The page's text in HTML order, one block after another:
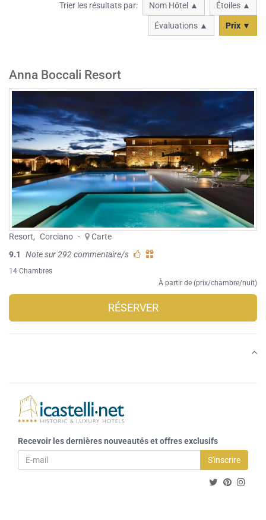
Trier les résultats par: Nom Hôtel ▲ Étoiles ▲
Évaluations ▲ Prix ▼
Anna Boccali Resort
Resort, Corciano -
Carte
9.1
Note sur 292 commentaire/s
14 Chambres
À partir de (prix/chambre/nuit)
RÉSERVER
Recevoir les dernières nouveautés et offres exclusifs
S'inscrire